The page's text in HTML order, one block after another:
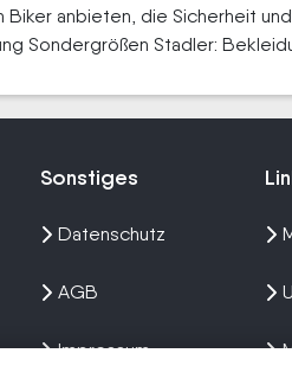
anbieten, die Sicherheit
Sondergrößen Stadler:
Sonstiges
Datenschutz
AGB
Impressum